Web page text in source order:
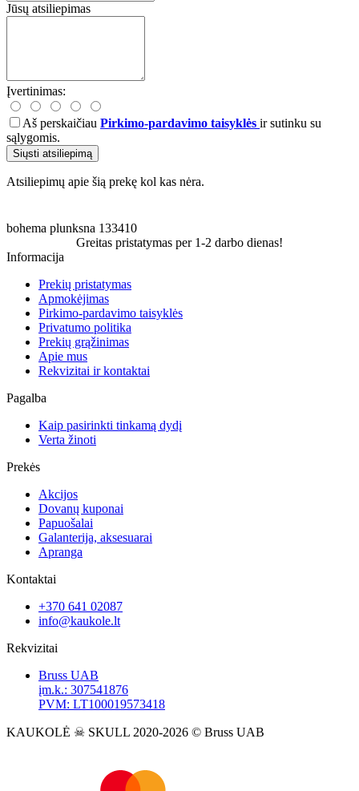
Jūsų atsiliepimas
Įvertinimas:
Aš perskaičiau Pirkimo-pardavimo taisyklės ir sutinku su
sąlygomis.
Siųsti atsiliepimą
Atsiliepimų apie šią prekę kol kas nėra.
bohema plunksna 133410
Greitas pristatymas per 1-2 darbo dienas!
Informacija
Prekių pristatymas
Apmokėjimas
Pirkimo-pardavimo taisyklės
Privatumo politika
Prekių grąžinimas
Apie mus
Rekvizitai ir kontaktai
Pagalba
Kaip pasirinkti tinkamą dydį
Verta žinoti
Prekės
Akcijos
Dovanų kuponai
Papuošalai
Galanterija, aksesuarai
Apranga
Kontaktai
+370 641 02087
info@kaukole.lt
Rekvizitai
Bruss UAB
įm.k.: 307541876
PVM: LT100019573418
KAUKOLĖ ☠ SKULL 2020-2026 © Bruss UAB